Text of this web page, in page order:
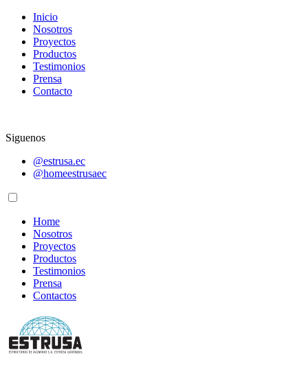
Inicio
Nosotros
Proyectos
Productos
Testimonios
Prensa
Contacto
Siguenos
@estrusa.ec
@homeestrusaec
Home
Nosotros
Proyectos
Productos
Testimonios
Prensa
Contactos